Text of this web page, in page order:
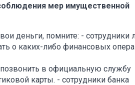
мер имущественной
деньги, помните: - сотрудники
о каких-либо финансовых
в официальную службу
карты. - сотрудники банка